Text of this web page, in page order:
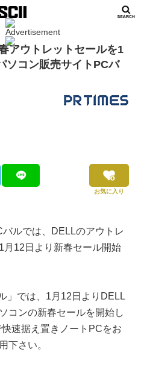
アウトレットセールを1
ソコン販売サイトPCバ
お気に入り
ルでは、DELLのアウトレ
月12日より新春セール開始
」では、1月12日よりDELL
コンの新春セールを開始し
速据え置きノートPCをお
下さい。